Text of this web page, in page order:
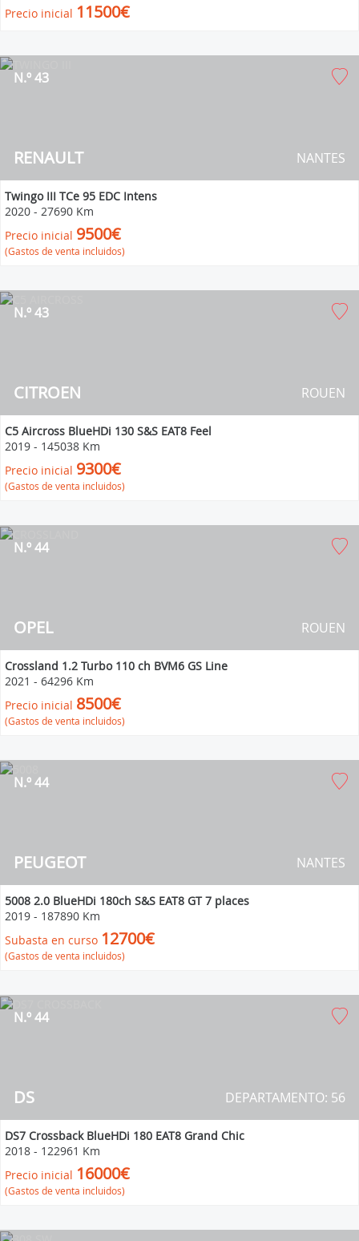
Precio inicial 11500€
RENAULT
N.º 43
NANTES
Twingo III TCe 95 EDC Intens
2020 - 27690 Km
Precio inicial 9500€
(Gastos de venta incluidos)
CITROEN
N.º 43
ROUEN
C5 Aircross BlueHDi 130 S&S EAT8 Feel
2019 - 145038 Km
Precio inicial 9300€
(Gastos de venta incluidos)
OPEL
N.º 44
ROUEN
Crossland 1.2 Turbo 110 ch BVM6 GS Line
2021 - 64296 Km
Precio inicial 8500€
(Gastos de venta incluidos)
PEUGEOT
N.º 44
NANTES
5008 2.0 BlueHDi 180ch S&S EAT8 GT 7 places
2019 - 187890 Km
Subasta en curso 12700€
(Gastos de venta incluidos)
DS
N.º 44
DEPARTAMENTO: 56
DS7 Crossback BlueHDi 180 EAT8 Grand Chic
2018 - 122961 Km
Precio inicial 16000€
(Gastos de venta incluidos)